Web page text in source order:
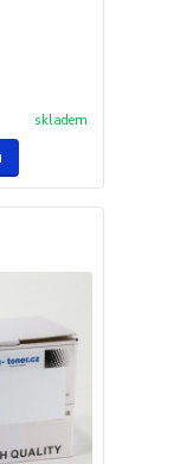
skladem